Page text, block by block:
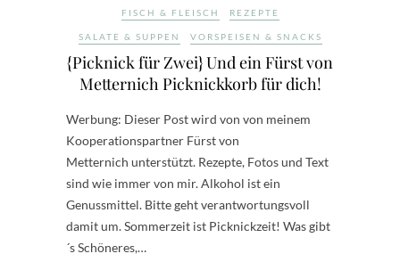
FISCH & FLEISCH REZEPTE
SALATE & SUPPEN VORSPEISEN & SNACKS
{Picknick für Zwei} Und ein Fürst von
Metternich Picknickkorb für dich!
Werbung: Dieser Post wird von von meinem
Kooperationspartner Fürst von
Metternich unterstützt. Rezepte, Fotos und Text
sind wie immer von mir. Alkohol ist ein
Genussmittel. Bitte geht verantwortungsvoll
damit um. Sommerzeit ist Picknickzeit! Was gibt
´s Schöneres,…